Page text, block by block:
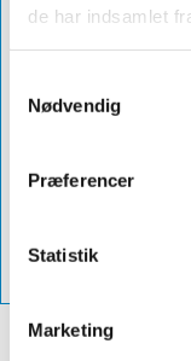
de har indsamlet
Nødvendig
Præferencer
Statistik
Marketing
Db Number
Delivery
10-
Product
Article No.
VVS No.